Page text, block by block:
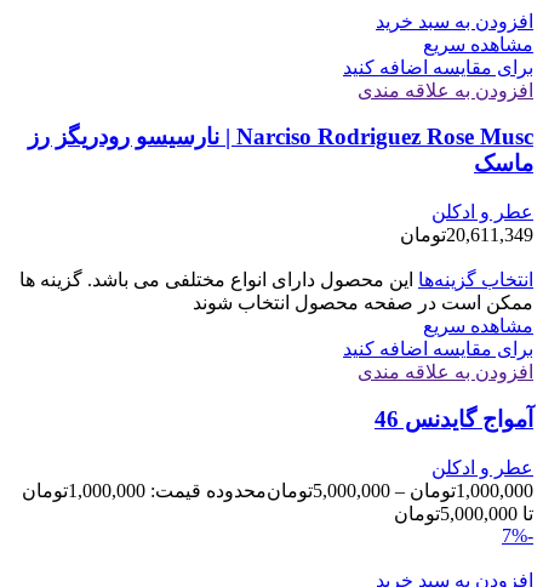
افزودن به سبد خرید
مشاهده سریع
برای مقایسه اضافه کنید
افزودن به علاقه مندی
Narciso Rodriguez Rose Musc | نارسیسو رودریگز رز
ماسک
عطر و ادکلن
20,611,349تومان
انتخاب گزینه‌ها این محصول دارای انواع مختلفی می باشد. گزینه ها
ممکن است در صفحه محصول انتخاب شوند
مشاهده سریع
برای مقایسه اضافه کنید
افزودن به علاقه مندی
آمواج گایدنس 46
عطر و ادکلن
1,000,000تومان –
5,000,000تومان
محدوده قیمت: 1,000,000تومان
تا 5,000,000تومان
-7%
افزودن به سبد خرید